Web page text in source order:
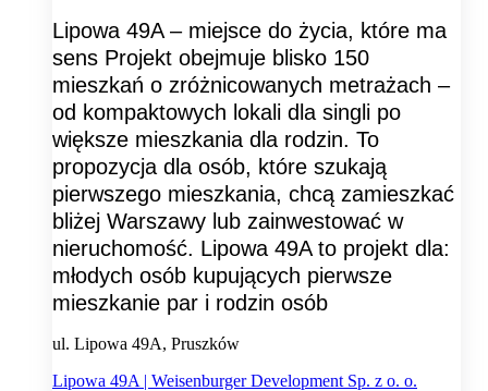
Lipowa 49A – miejsce do życia, które ma
sens Projekt obejmuje blisko 150
mieszkań o zróżnicowanych metrażach –
od kompaktowych lokali dla singli po
większe mieszkania dla rodzin. To
propozycja dla osób, które szukają
pierwszego mieszkania, chcą zamieszkać
bliżej Warszawy lub zainwestować w
nieruchomość. Lipowa 49A to projekt dla:
młodych osób kupujących pierwsze
mieszkanie par i rodzin osób
ul. Lipowa 49A, Pruszków
Lipowa 49A | Weisenburger Development Sp. z o. o.